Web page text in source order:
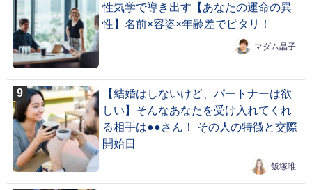
性気学で導き出す【あなたの運命の異
性】名前×容姿×年齢差でピタリ！
マダム晶子
【結婚はしないけど、パートナーは欲
しい】そんなあなたを受け入れてくれ
る相手は●●さん！ その人の特徴と交際
開始日
飯塚唯